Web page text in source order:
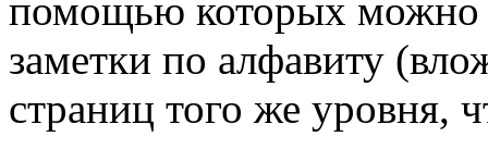
помощью которых можно
заметки по алфавиту
страниц того же уровня,